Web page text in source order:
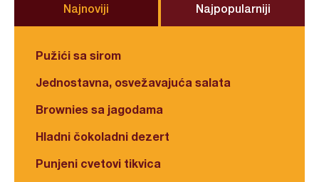
Najnoviji Najpopularniji
Pužići sa sirom
Jednostavna, osvežavajuća salata
Brownies sa jagodama
Hladni čokoladni dezert
Punjeni cvetovi tikvica